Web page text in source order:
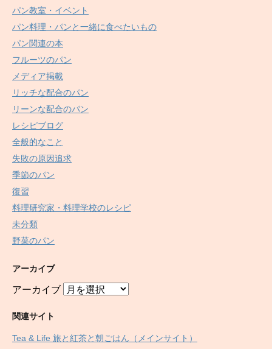
パン教室・イベント
パン料理・パンと一緒に食べたいもの
パン関連の本
フルーツのパン
メディア掲載
リッチな配合のパン
リーンな配合のパン
レシピブログ
全般的なこと
失敗の原因追求
季節のパン
復習
料理研究家・料理学校のレシピ
未分類
野菜のパン
アーカイブ
アーカイブ
関連サイト
Tea & Life 旅と紅茶と朝ごはん（メインサイト）